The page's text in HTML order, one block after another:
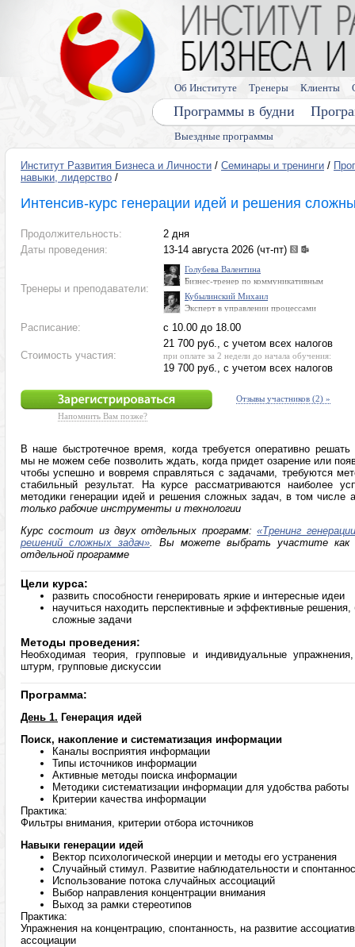
Выездные программы
Программы в будни
Об Институте Тренеры Клиенты
Институт Развития Бизнеса и Личности / Семинары и тренинги /
навыки, лидерство /
Интенсив-курс генерации идей и решения
Продолжительность:
2 дня
Даты проведения:
13-14 августа 2026 (чт-пт)
Тренеры и преподаватели:
Голубева Валентина
Бизнес-тренер по коммуникативным
лидерству. Знаток, общественный деятель,
кандидат технических наук. Дважды
высшей награды клуба интеллектуального
телевизионного клуба «Что? Где? Когда?»
Кубылинский Михаил
Эксперт в управлении процессами
маркетинге и продажах, стратегическом
управлении
Расписание: с 10.00 до 18.00
Стоимость участия:
21 700 руб., с учетом всех налогов
при оплате за 2 недели до начала обучения:
19 700 руб., с учетом всех налогов
Напомнить Вам позже?
Отзывы участников (2) »
В наше быстротечное время, когда требуется оперативно
мы не можем себе позволить ждать, когда придет озарение или
чтобы успешно и вовремя справляться с задачами, требуются
стабильный результат. На курсе рассматриваются наиболее
методики генерации идей и решения сложных задач, в том числе
только рабочие инструменты и технологии
Курс состоит из двух отдельных программ:«Тренинг
решений сложных задач». Вы можете выбрать участите как
отдельной программе
Цели курса:
развить способности генерировать яркие и интересные идеи
научиться находить перспективные и эффективные решения,
сложные задачи
Методы проведения:
Необходимая теория, групповые и индивидуальные
штурм, групповые дискуссии
Программа:
День 1. Генерация идей
Поиск, накопление и систематизация информации
Каналы восприятия информации
Типы источников информации
Активные методы поиска информации
Методики систематизации информации для удобства работы
Критерии качества информации
Практика:
Фильтры внимания, критерии отбора источников
Навыки генерации идей
Вектор психологической инерции и методы его устранения
Случайный стимул. Развитие наблюдательности и
Использование потока случайных ассоциаций
Выбор направления концентрации внимания
Выход за рамки стереотипов
Практика:
Упражнения на концентрацию, спонтанность, на развитие
ассоциации